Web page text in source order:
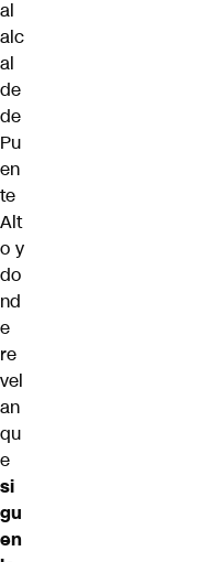
al
alc
al
de
de
Pu
en
te
Alt
o y
do
nd
e
re
vel
an
qu
e
si
gu
en